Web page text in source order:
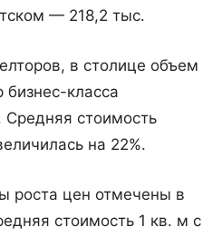
— 218,2 тыс.
в столице объем
класса
Средняя стоимость
на 22%.
роста цен отмечены в
стоимость 1 кв. м с